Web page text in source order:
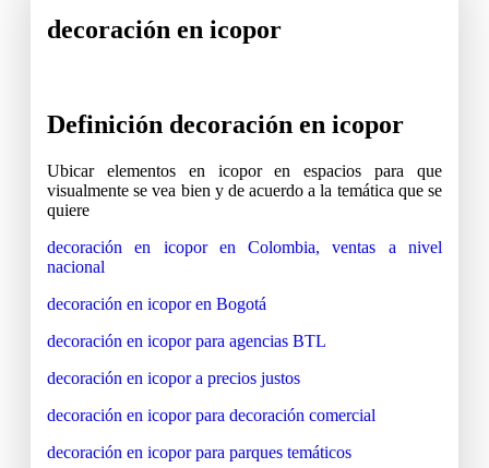
decoración en icopor
Definición decoración en icopor
Ubicar elementos en icopor en espacios para que
visualmente se vea bien y de acuerdo a la temática que se
quiere
decoración en icopor en Colombia, ventas a nivel
nacional
decoración en icopor en Bogotá
decoración en icopor para agencias BTL
decoración en icopor a precios justos
decoración en icopor para decoración comercial
decoración en icopor para parques temáticos